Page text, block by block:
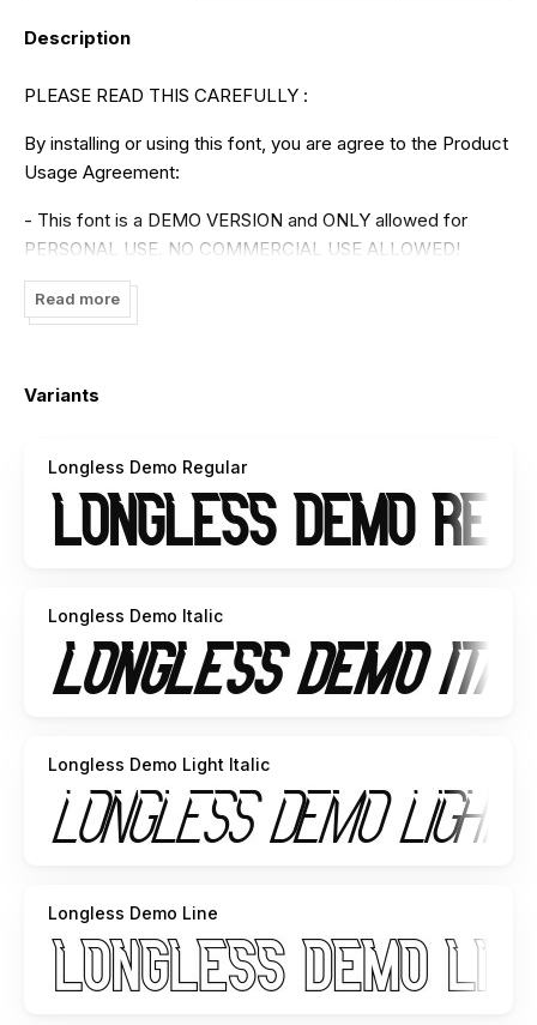
Description
PLEASE READ THIS CAREFULLY :
By installing or using this font, you are agree to the Product
Usage Agreement:
- This font is a DEMO VERSION and ONLY allowed for
PERSONAL USE. NO COMMERCIAL USE ALLOWED!
- Here is the link to purchase full version and commercial
license:https://raisproject.com/product/longless-font/
license
hello@raisproject.com
Please visit our store for more amazing fonts :
-------------------
INDONESIA:
menyetujui semua syarat dan ketentuan penggunaan font
dibawah ini:
yang sifatnya tidak "komersil", alias tidak menghasilkan
profit atau keuntungan dari hasil
memanfaatkan/menggunakan font kami. Baik itu untuk
individu, Agensi Desain Grafis, Percetakan, Distro atau
Read more
Variants
Longless Demo Regular
Longless Demo Italic
Longless Demo Light Italic
Longless Demo Line